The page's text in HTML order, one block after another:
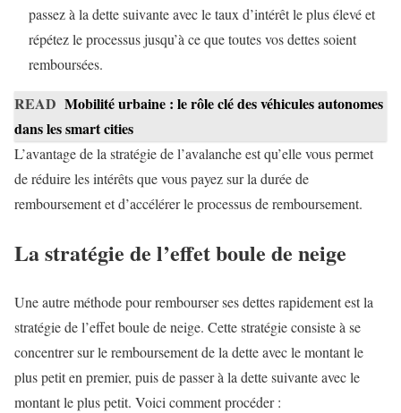
passez à la dette suivante avec le taux d’intérêt le plus élevé et
répétez le processus jusqu’à ce que toutes vos dettes soient
remboursées.
READ Mobilité urbaine : le rôle clé des véhicules autonomes
dans les smart cities
L’avantage de la stratégie de l’avalanche est qu’elle vous permet
de réduire les intérêts que vous payez sur la durée de
remboursement et d’accélérer le processus de remboursement.
La stratégie de l’effet boule de neige
Une autre méthode pour rembourser ses dettes rapidement est la
stratégie de l’effet boule de neige. Cette stratégie consiste à se
concentrer sur le remboursement de la dette avec le montant le
plus petit en premier, puis de passer à la dette suivante avec le
montant le plus petit. Voici comment procéder :